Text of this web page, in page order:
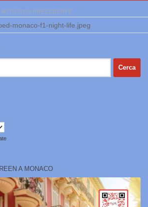
ARTICOLO PRECEDENTE
monaco-f1-night-life.jpeg
A MONACO